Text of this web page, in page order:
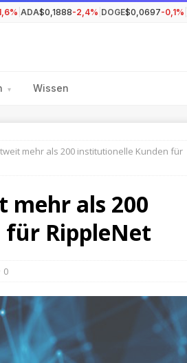
ADA$0,1888-2,4% DOGE$0,0697-0,1%
▾ Wissen
mehr als 200 institutionelle Kunden für
mehr als 200
RippleNet
0